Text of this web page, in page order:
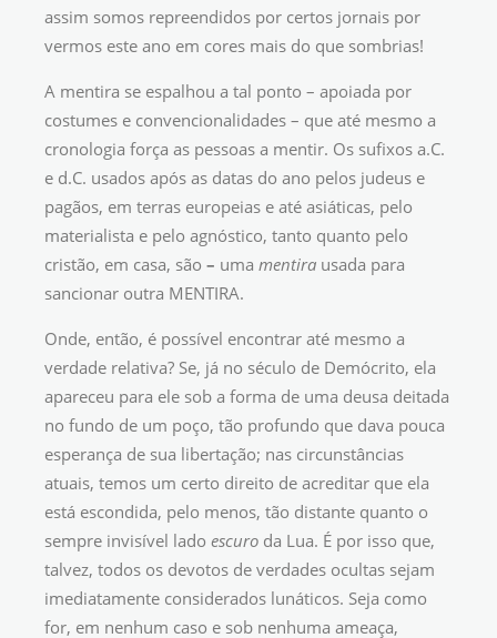
assim somos repreendidos por certos jornais por
vermos este ano em cores mais do que sombrias!
A mentira se espalhou a tal ponto – apoiada por
costumes e convencionalidades – que até mesmo a
cronologia força as pessoas a mentir. Os sufixos a.C.
e d.C. usados após as datas do ano pelos judeus e
pagãos, em terras europeias e até asiáticas, pelo
materialista e pelo agnóstico, tanto quanto pelo
cristão, em casa, são – uma mentira usada para
sancionar outra MENTIRA.
Onde, então, é possível encontrar até mesmo a
verdade relativa? Se, já no século de Demócrito, ela
apareceu para ele sob a forma de uma deusa deitada
no fundo de um poço, tão profundo que dava pouca
esperança de sua libertação; nas circunstâncias
atuais, temos um certo direito de acreditar que ela
está escondida, pelo menos, tão distante quanto o
sempre invisível lado escuro da Lua. É por isso que,
talvez, todos os devotos de verdades ocultas sejam
imediatamente considerados lunáticos. Seja como
for, em nenhum caso e sob nenhuma ameaça,